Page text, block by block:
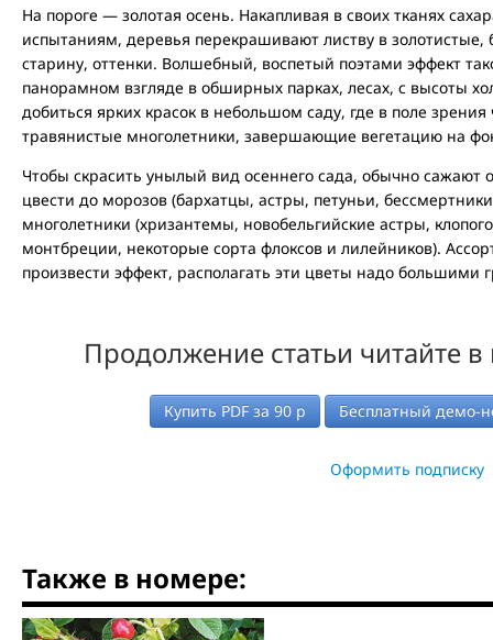
На пороге — золотая осень. Накапливая в своих тканях
испытаниям, деревья перекрашивают листву в
старину, оттенки. Волшебный, воспетый поэтами эффект
панорамном взгляде в обширных парках, лесах, с высоты
добиться ярких красок в небольшом саду, где в поле
травянистые многолетники, завершающие вегетацию на
Чтобы скрасить унылый вид осеннего сада, обычно сажают
цвести до морозов (бархатцы, астры, петуньи,
многолетники (хризантемы, новобельгийские астры,
монтбреции, некоторые сорта флоксов и лилейников).
произвести эффект, располагать эти цветы надо большими
Продолжение статьи читайте
Купить PDF за90 р Бесплатный демо-
Оформить подписку
Также в номере: